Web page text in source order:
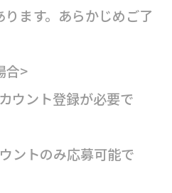
ます。あらかじめご了
合>
ウント登録が必要で
ントのみ応募可能で